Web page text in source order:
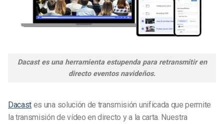
Dacast es una herramienta estupenda para retransmitir en
directo eventos navideños.
Dacast es una solución de transmisión unificada que permite
la transmisión de vídeo en directo y a la carta. Nuestra